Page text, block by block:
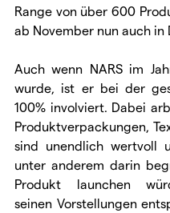
Range von über 600
ab November nun auch in
Auch wenn NARS im
wurde, ist er bei der
100% involviert. Dabei
Produktverpackungen,
sind unendlich wertvoll
unter anderem darin
Produkt launchen
seinen Vorstellungen